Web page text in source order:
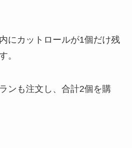
にカットロールが1個だけ残
。
ンも注文し、合計2個を購